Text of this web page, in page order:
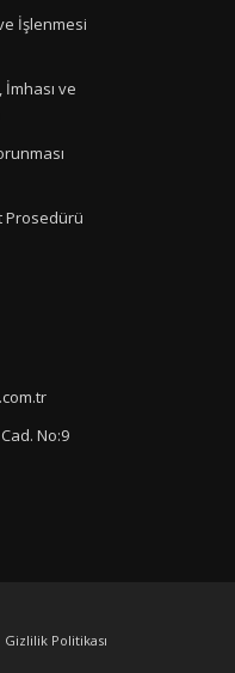
İşlenmesi
ve
Prosedürü
No:9
Gizlilik Politikası